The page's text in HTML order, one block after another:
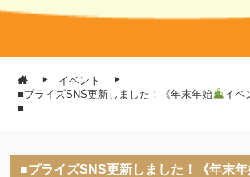
イベント
■プライズSNS更新しました！《年末年始
イベ
■
■プライズSNS更新しました！《年末年